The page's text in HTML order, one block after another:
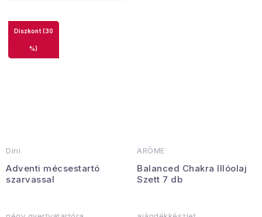
Dini
Adventi mécsestartó
szarvassal
(30
%)
ARÔME
Balanced Chakra Illóolaj
Szett 7 db